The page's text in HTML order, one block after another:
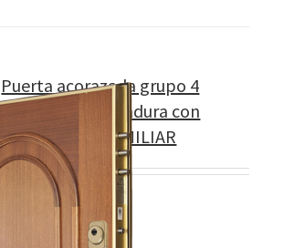
Puerta acorazada grupo 4
Modelo 415 cerradura con
PROTECTOR FAMILIAR
5 llaves.